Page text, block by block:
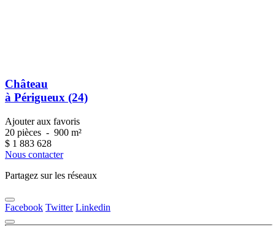
Château
à Périgueux (24)
Ajouter aux favoris
20 pièces - 900 m²
$ 1 883 628
Nous contacter
Partagez sur les réseaux
Facebook Twitter Linkedin